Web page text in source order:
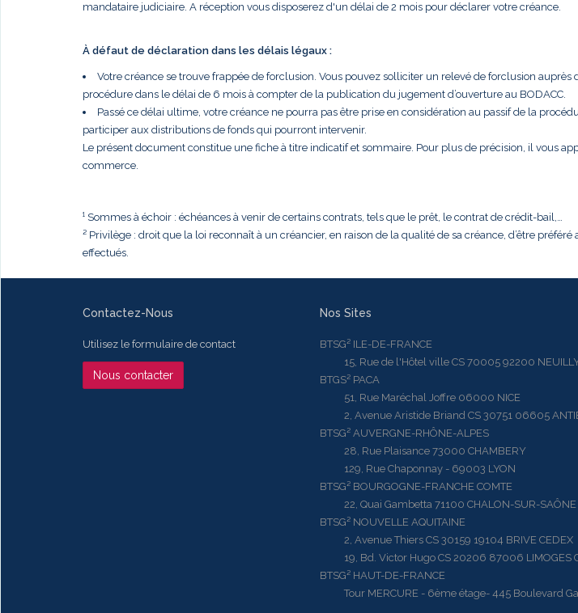
mandataire judiciaire. A réception vous disposerez d'un délai de 2 mois pour déclarer votre créance.
À défaut de déclaration dans les délais légaux :
Votre créance se trouve frappée de forclusion. Vous pouvez solliciter un relevé de forclusion
procédure dans le délai de 6 mois à compter de la publication du jugement d’ouverture au BODACC.
Passé ce délai ultime, votre créance ne pourra pas être prise en considération au passif de la
participer aux distributions de fonds qui pourront intervenir.
Le présent document constitue une fiche à titre indicatif et sommaire. Pour plus de précision, il vous
commerce.
¹ Sommes à échoir : échéances à venir de certains contrats, tels que le prêt, le contrat de crédit-bail,…
² Privilège : droit que la loi reconnaît à un créancier, en raison de la qualité de sa créance, d’être
effectués.
Contactez-Nous
Utilisez le formulaire de contact
Nous contacter
Nos Sites
BTSG² ILE-DE-FRANCE
15, Rue de l'Hôtel ville CS 70005 92200
BTGS² PACA
51, Rue Maréchal Joffre 06000 NICE
2, Avenue Aristide Briand CS 30751 06605
BTSG² AUVERGNE-RHÔNE-ALPES
28, Rue Plaisance 73000 CHAMBERY
129, Rue Chaponnay - 69003 LYON
BTSG² BOURGOGNE-FRANCHE COMTE
22, Quai Gambetta 71100 CHALON-SUR-SAÔNE
BTSG² NOUVELLE AQUITAINE
2, Avenue Thiers CS 30159 19104 BRIVE CEDEX
19, Bd. Victor Hugo CS 20206 87006 LIMOGES
BTSG² HAUT-DE-FRANCE
Tour MERCURE - 6ème étage- 445 Boulevard